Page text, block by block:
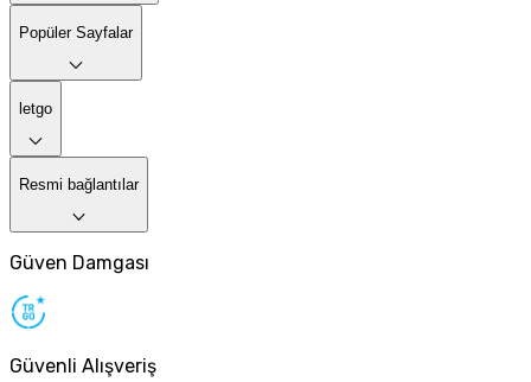
Popüler Sayfalar
letgo
Resmi bağlantılar
Güven Damgası
Güvenli Alışveriş